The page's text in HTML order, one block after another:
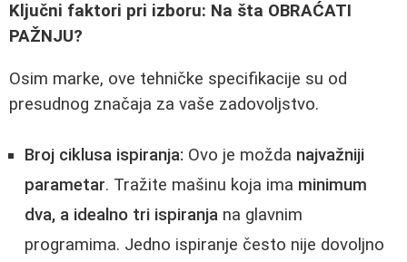
Ključni faktori pri izboru: Na šta OBRAĆATI
PAŽNJU?
Osim marke, ove tehničke specifikacije su od
presudnog značaja za vaše zadovoljstvo.
Broj ciklusa ispiranja: Ovo je možda najvažniji
parametar. Tražite mašinu koja ima minimum
dva, a idealno tri ispiranja na glavnim
programima. Jedno ispiranje često nije dovoljno